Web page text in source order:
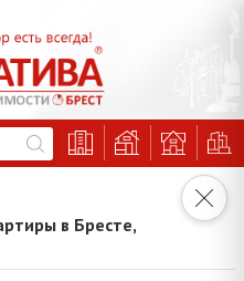
в Бресте,